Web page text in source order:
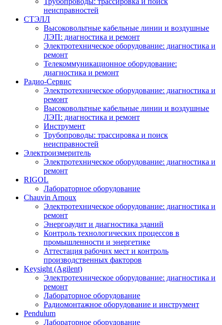
неисправностей
СТЭЛЛ
Высоковольтные кабельные линии и воздушные
ЛЭП: диагностика и ремонт
Электротехническое оборудование: диагностика и
ремонт
Телекоммуникационное оборудование:
диагностика и ремонт
Радио-Cервис
Электротехническое оборудование: диагностика и
ремонт
Высоковольтные кабельные линии и воздушные
ЛЭП: диагностика и ремонт
Инструмент
Трубопроводы: трассировка и поиск
неисправностей
Электроизмеритель
Электротехническое оборудование: диагностика и
ремонт
RIGOL
Лабораторное оборудование
Chauvin Arnoux
Электротехническое оборудование: диагностика и
ремонт
Энергоаудит и диагностика зданий
Контроль технологических процессов в
промышленности и энергетике
Аттестация рабочих мест и контроль
производственных факторов
Keysight (Agilent)
Электротехническое оборудование: диагностика и
ремонт
Лабораторное оборудование
Радиомонтажное оборудование и инструмент
Pendulum
Лабораторное оборудование